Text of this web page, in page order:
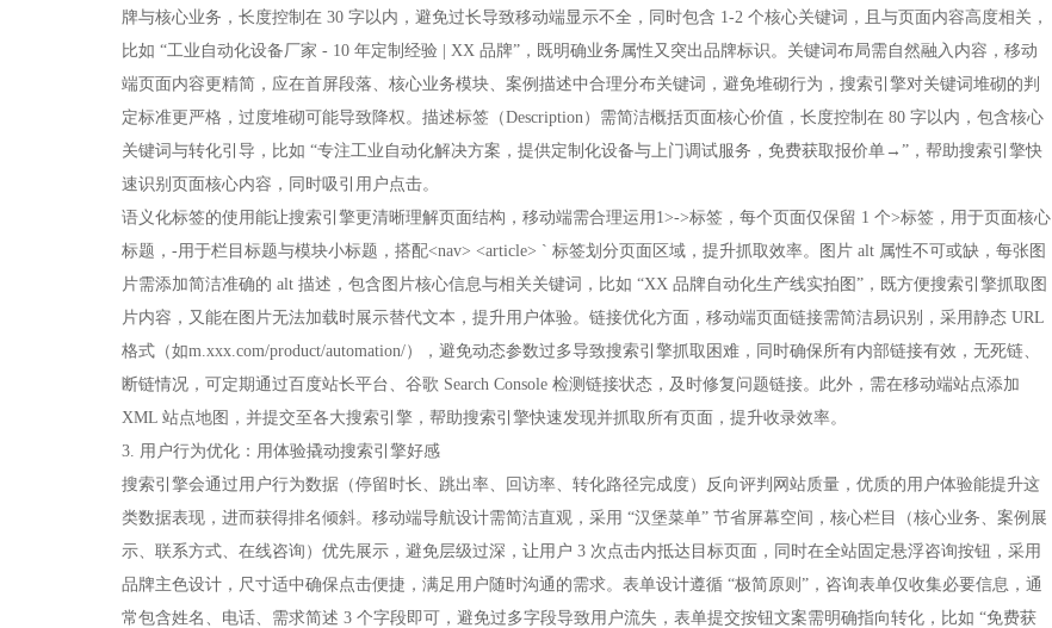
牌与核心业务，长度控制在 30 字以内，避免过长导致移动端显示不全，同时包含 1-2 个核心关键词，且与页面内容高度相关，
比如 “工业自动化设备厂家 - 10 年定制经验 | XX 品牌”，既明确业务属性又突出品牌标识。关键词布局需自然融入内容，移动
端页面内容更精简，应在首屏段落、核心业务模块、案例描述中合理分布关键词，避免堆砌行为，搜索引擎对关键词堆砌的判
定标准更严格，过度堆砌可能导致降权。描述标签（Description）需简洁概括页面核心价值，长度控制在 80 字以内，包含核心
关键词与转化引导，比如 “专注工业自动化解决方案，提供定制化设备与上门调试服务，免费获取报价单→”，帮助搜索引擎快
速识别页面核心内容，同时吸引用户点击。​
语义化标签的使用能让搜索引擎更清晰理解页面结构，移动端需合理运用1>->标签，每个页面仅保留 1 个>标签，用于页面核心
标题，-用于栏目标题与模块小标题，搭配<nav> <article> ` 标签划分页面区域，提升抓取效率。图片 alt 属性不可或缺，每张图
片需添加简洁准确的 alt 描述，包含图片核心信息与相关关键词，比如 “XX 品牌自动化生产线实拍图”，既方便搜索引擎抓取图
片内容，又能在图片无法加载时展示替代文本，提升用户体验。链接优化方面，移动端页面链接需简洁易识别，采用静态 URL
格式（如m.xxx.com/product/automation/），避免动态参数过多导致搜索引擎抓取困难，同时确保所有内部链接有效，无死链、
断链情况，可定期通过百度站长平台、谷歌 Search Console 检测链接状态，及时修复问题链接。此外，需在移动端站点添加
XML 站点地图，并提交至各大搜索引擎，帮助搜索引擎快速发现并抓取所有页面，提升收录效率。​
3. 用户行为优化：用体验撬动搜索引擎好感​
搜索引擎会通过用户行为数据（停留时长、跳出率、回访率、转化路径完成度）反向评判网站质量，优质的用户体验能提升这
类数据表现，进而获得排名倾斜。移动端导航设计需简洁直观，采用 “汉堡菜单” 节省屏幕空间，核心栏目（核心业务、案例展
示、联系方式、在线咨询）优先展示，避免层级过深，让用户 3 次点击内抵达目标页面，同时在全站固定悬浮咨询按钮，采用
品牌主色设计，尺寸适中确保点击便捷，满足用户随时沟通的需求。表单设计遵循 “极简原则”，咨询表单仅收集必要信息，通
常包含姓名、电话、需求简述 3 个字段即可，避免过多字段导致用户流失，表单提交按钮文案需明确指向转化，比如 “免费获